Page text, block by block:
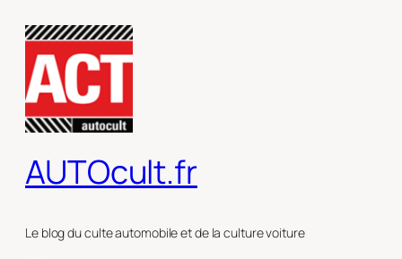
contenu
AUTOcult.fr
Le blog du culte automobile et de la culture voiture